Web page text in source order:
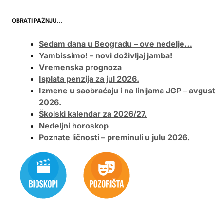
OBRATI PAŽNJU…
Sedam dana u Beogradu – ove nedelje…
Yambissimo! – novi doživljaj jamba!
Vremenska prognoza
Isplata penzija za jul 2026.
Izmene u saobraćaju i na linijama JGP – avgust
2026.
Školski kalendar za 2026/27.
Nedeljni horoskop
Poznate ličnosti – preminuli u julu 2026.